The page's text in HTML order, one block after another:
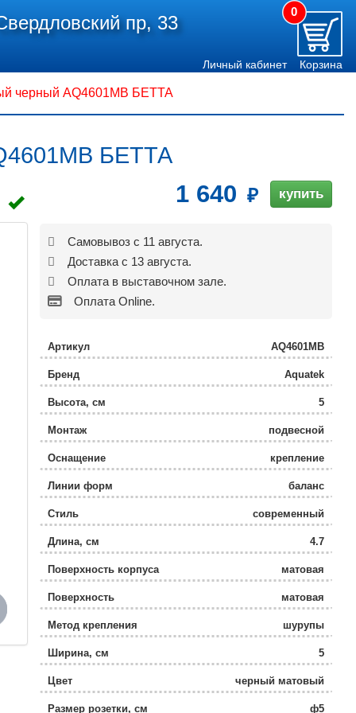
пр, 33
0
Личный кабинет Корзина
черный AQ4601MB БЕТТА
БЕТТА
1 640 купить
Самовывоз с 11 августа.
Доставка с 13 августа.
Оплата в выставочном зале.
Оплата Online.
Артикул AQ4601MB
Бренд Aquatek
Высота, см 5
Монтаж подвесной
Оснащение крепление
Линии форм баланс
Стиль современный
Длина, см 4.7
Поверхность корпуса матовая
Поверхность матовая
Метод крепления шурупы
Ширина, см 5
Цвет черный матовый
Размер розетки, см ф5